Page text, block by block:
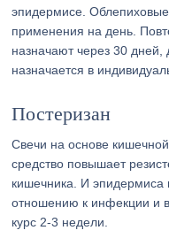
эпидермисе.
применения на день.
назначают через 30 дней,
назначается в
Постеризан
Свечи на основе
средство повышает
кишечника. И эпидермиса
отношению к инфекции и
курс 2-3 недели.